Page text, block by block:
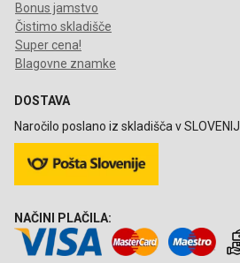
Bonus jamstvo
Čistimo skladišče
Super cena!
Blagovne znamke
DOSTAVA
Naročilo poslano iz skladišča v SLOVENIJI.
NAČINI PLAČILA: